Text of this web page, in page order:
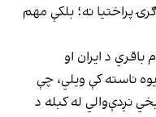
پراختيا نه؛ بلکې مهم
د ايران او
ناسته کې ويلي، چې
نږدې‌والي له کبله د